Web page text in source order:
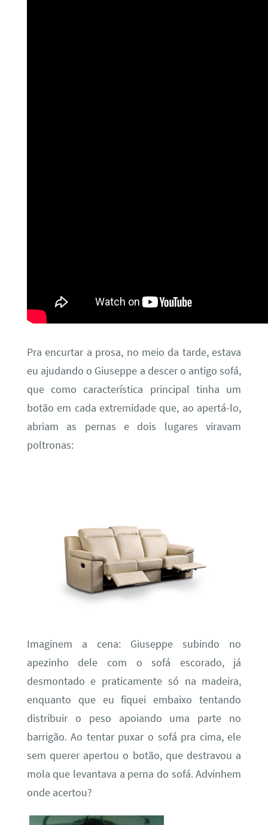
Pra encurtar a prosa, no meio da tarde, estava
eu ajudando o Giuseppe a descer o antigo sofá,
que como característica principal tinha um
botão em cada extremidade que, ao apertá-lo,
abriam as pernas e dois lugares viravam
poltronas:
Imaginem a cena: Giuseppe subindo no
apezinho dele com o sofá escorado, já
desmontado e praticamente só na madeira,
enquanto que eu fiquei embaixo tentando
distribuir o peso apoiando uma parte no
barrigão. Ao tentar puxar o sofá pra cima, ele
sem querer apertou o botão, que destravou a
mola que levantava a perna do sofá. Advinhem
onde acertou?